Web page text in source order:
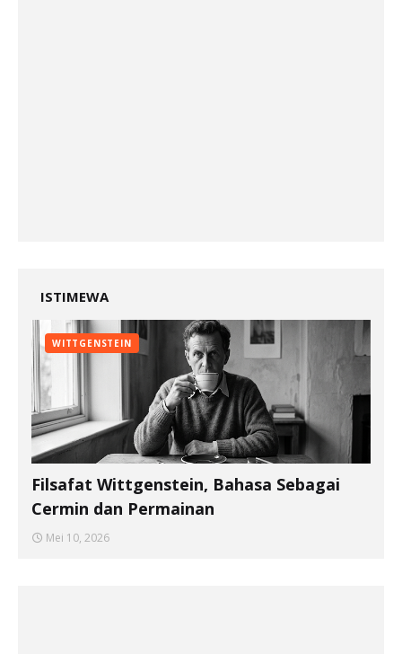
ISTIMEWA
WITTGENSTEIN
Filsafat Wittgenstein, Bahasa Sebagai
Cermin dan Permainan
Mei 10, 2026